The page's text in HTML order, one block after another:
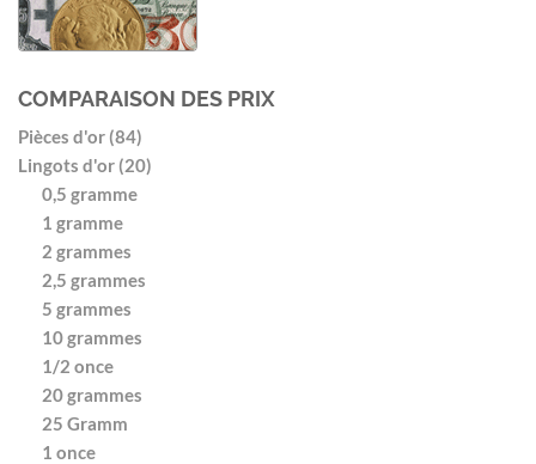
COMPARAISON DES PRIX
Pièces d'or (84)
Lingots d'or (20)
0,5 gramme
1 gramme
2 grammes
2,5 grammes
5 grammes
10 grammes
1/2 once
20 grammes
25 Gramm
1 once